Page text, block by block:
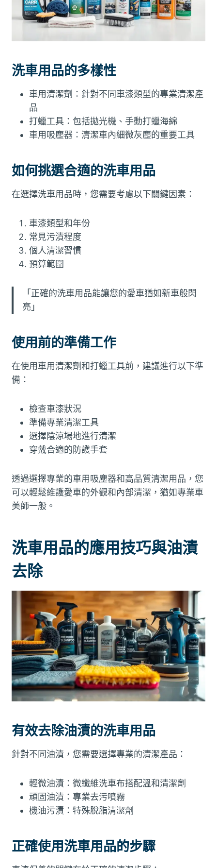
洗車用品的多樣性
車用清潔劑：針對不同車漆類型的專業清潔產
品
打蠟工具：包括拋光機、手動打蠟海綿
車用吸塵器：清潔車內細微灰塵的重要工具
如何挑選合適的洗車用品
在選擇洗車用品時，您需要考慮以下關鍵因素：
車漆類型和年份
常見污漬程度
個人清潔習慣
預算範圍
「正確的洗車用品能讓您的愛車猶如新車般閃
亮」
使用前的準備工作
在使用車用清潔劑和打蠟工具前，建議進行以下準
備：
檢查車漆狀況
準備專業清潔工具
選擇陰涼場地進行清潔
穿戴合適的防護手套
透過選擇專業的車用吸塵器和高品質清潔用品，您
可以輕鬆維護愛車的外觀和內部清潔，猶如專業車
美師一般。
洗車用品的應用技巧與油漬
去除
有效去除油漬的洗車用品
針對不同油漬，您需要選擇專業的清潔產品：
輕微油漬：微纖維洗車布搭配溫和清潔劑
頑固油漬：專業去污噴霧
機油污漬：特殊脫脂清潔劑
正確使用洗車用品的步驟